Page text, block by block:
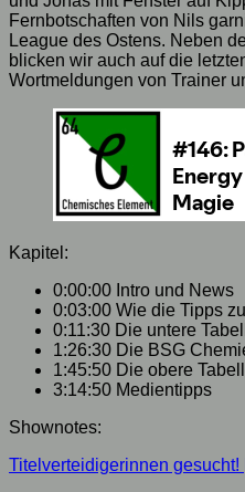
Fernbotschaften von Nils
League des Ostens. Neben
blicken wir auch auf die
Wortmeldungen von Trainer
Kapitel:
0:00:00 Intro und News
0:03:00 Wie die Tipps
0:11:30 Die untere
1:26:30 Die BSG
1:45:50 Die obere
3:14:50 Medientipps
Shownotes:
⁠Titelverteidigerinnen